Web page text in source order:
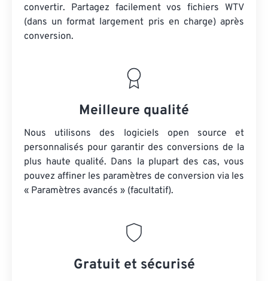
convertir. Partagez facilement vos fichiers WTV
(dans un format largement pris en charge) après
conversion.
Meilleure qualité
Nous utilisons des logiciels open source et
personnalisés pour garantir des conversions de la
plus haute qualité. Dans la plupart des cas, vous
pouvez affiner les paramètres de conversion via les
« Paramètres avancés » (facultatif).
Gratuit et sécurisé